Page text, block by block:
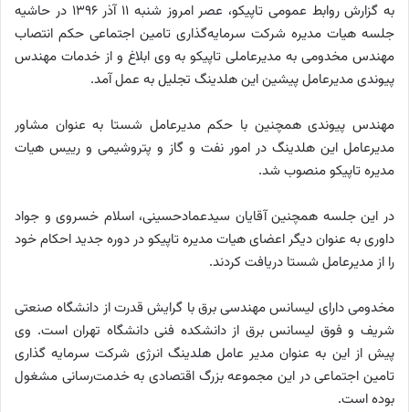
به گزارش روابط عمومی تاپیکو، عصر امروز شنبه‌ ۱۱ آذر ۱۳۹۶ در حاشیه
جلسه هیات مدیره شرکت سرمایه‌گذاری تامین اجتماعی حکم انتصاب
مهندس مخدومی به مدیرعاملی تاپیکو به وی ابلاغ و از خدمات مهندس
پیوندی مدیرعامل پیشین این هلدینگ تجلیل به عمل آمد.
مهندس پیوندی همچنین با حکم مدیرعامل شستا به عنوان مشاور
مدیرعامل این هلدینگ در امور نفت و گاز و پتروشیمی و رییس هیات
مدیره تاپیکو منصوب شد.
در این جلسه همچنین آقایان سیدعمادحسینی، اسلام خسروی و جواد
داوری به عنوان دیگر اعضای هیات مدیره تاپیکو در دوره جدید احکام خود
را از مدیرعامل شستا دریافت کردند.
مخدومی دارای ليسانس مهندسی برق با گرايش قدرت از دانشگاه صنعتی
شريف و فوق ليسانس برق از دانشكده فنی دانشگاه تهران است. وی
پیش از این به عنوان مدير عامل هلدینگ انرژی شرکت سرمایه گذاری
تامین اجتماعی در این مجموعه بزرگ اقتصادی به خدمت‌رسانی مشغول
بوده است.